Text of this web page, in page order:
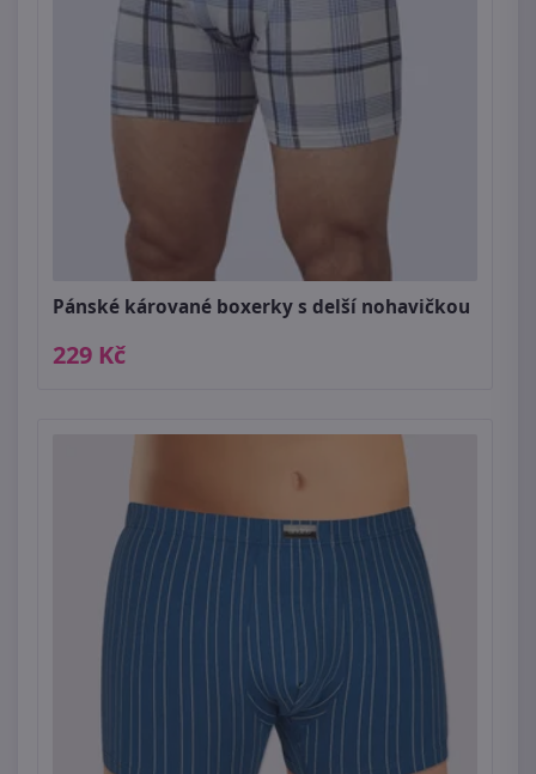
Pánské kárované boxerky s delší nohavičkou
229 Kč